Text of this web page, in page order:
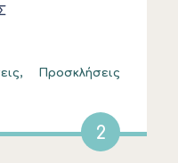
Προσκλήσεις
2